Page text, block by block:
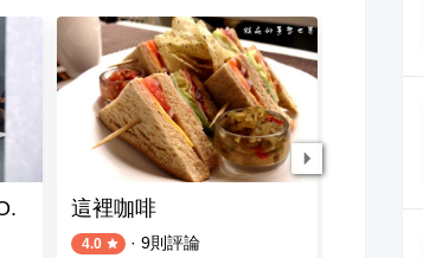
這裡咖啡
4.0 · 9則評論